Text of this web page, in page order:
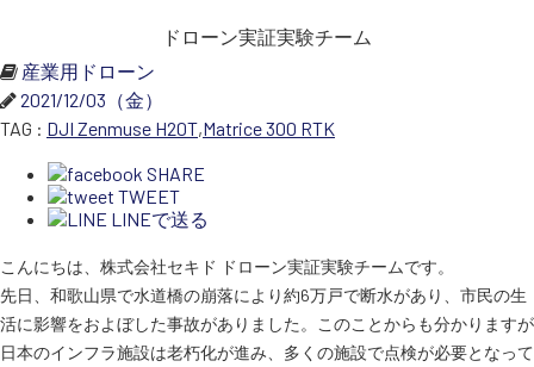
ドローン実証実験チーム
産業用ドローン
2021/12/03（金）
TAG : DJI Zenmuse H20T,Matrice 300 RTK
SHARE
TWEET
LINEで送る
こんにちは、株式会社セキド ドローン実証実験チームです。
先日、和歌山県で水道橋の崩落により約6万戸で断水があり、市民の生
活に影響をおよぼした事故がありました。このことからも分かりますが
日本のインフラ施設は老朽化が進み、多くの施設で点検が必要となって